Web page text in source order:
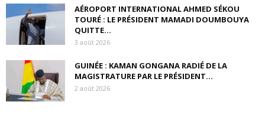
AÉROPORT INTERNATIONAL AHMED SÉKOU
TOURÉ : LE PRÉSIDENT MAMADI DOUMBOUYA
QUITTE...
3 août 2026
GUINÉE : KAMAN GONGANA RADIÉ DE LA
MAGISTRATURE PAR LE PRÉSIDENT...
2 août 2026